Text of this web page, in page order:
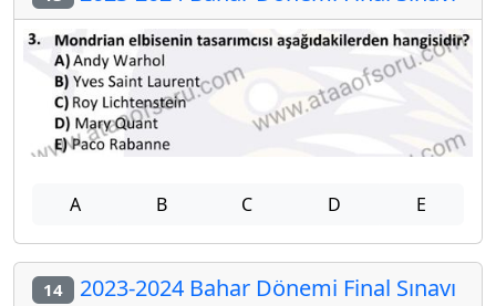
A B C D E
14 2023-2024 Bahar Dönemi Final Sınavı